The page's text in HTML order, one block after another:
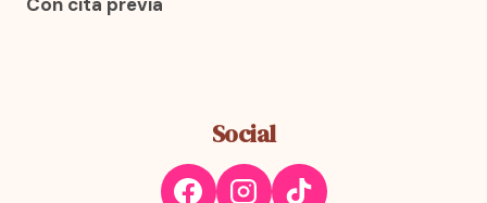
Social